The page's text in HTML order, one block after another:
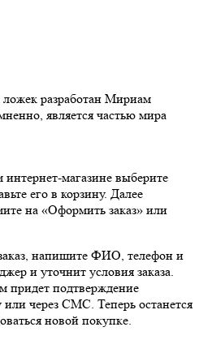
разработан Мириам
является частью мира
магазине выберите
его в корзину. Далее
на «Оформить заказ» или
напишите ФИО, телефон и
и уточнит условия заказа.
придет подтверждение
через СМС. Теперь останется
новой покупке.